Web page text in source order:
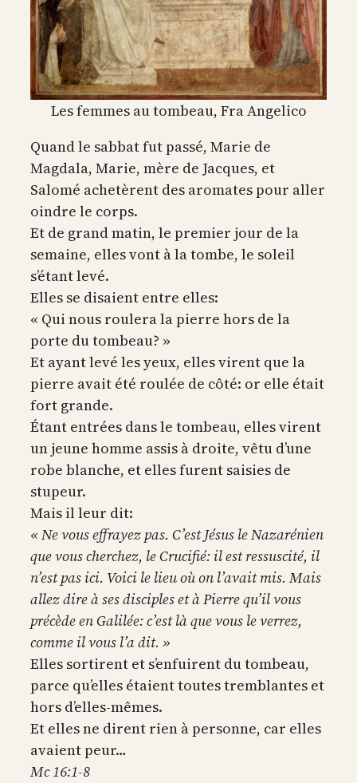
Les femmes au tombeau, Fra Angelico
Quand le sabbat fut passé, Marie de
Magdala, Marie, mère de Jacques, et
Salomé achetèrent des aromates pour aller
oindre le corps.
Et de grand matin, le premier jour de la
semaine, elles vont à la tombe, le soleil
s’étant levé.
Elles se disaient entre elles:
« Qui nous roulera la pierre hors de la
porte du tombeau? »
Et ayant levé les yeux, elles virent que la
pierre avait été roulée de côté: or elle était
fort grande.
Étant entrées dans le tombeau, elles virent
un jeune homme assis à droite, vêtu d’une
robe blanche, et elles furent saisies de
stupeur.
Mais il leur dit:
« Ne vous effrayez pas. C’est Jésus le Nazarénien
que vous cherchez, le Crucifié: il est ressuscité, il
n’est pas ici. Voici le lieu où on l’avait mis. Mais
allez dire à ses disciples et à Pierre qu’il vous
précède en Galilée: c’est là que vous le verrez,
comme il vous l’a dit. »
Elles sortirent et s’enfuirent du tombeau,
parce qu’elles étaient toutes tremblantes et
hors d’elles-mêmes.
Et elles ne dirent rien à personne, car elles
avaient peur…
Mc 16:1-8